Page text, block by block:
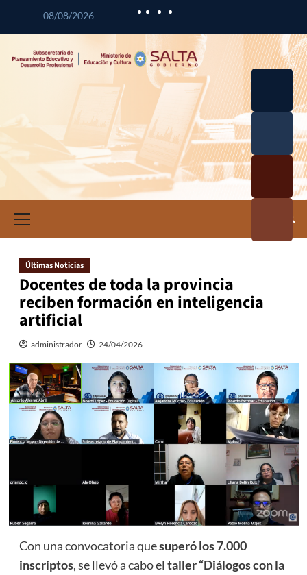
08/08/2026
Últimas Noticias
Docentes de toda la provincia
reciben formación en inteligencia
artificial
administrador 24/04/2026
Con una convocatoria quesuperó los 7.000
inscriptos, se llevó a cabo el taller “Diálogos con la
Curricul
Profesio
a
Investig